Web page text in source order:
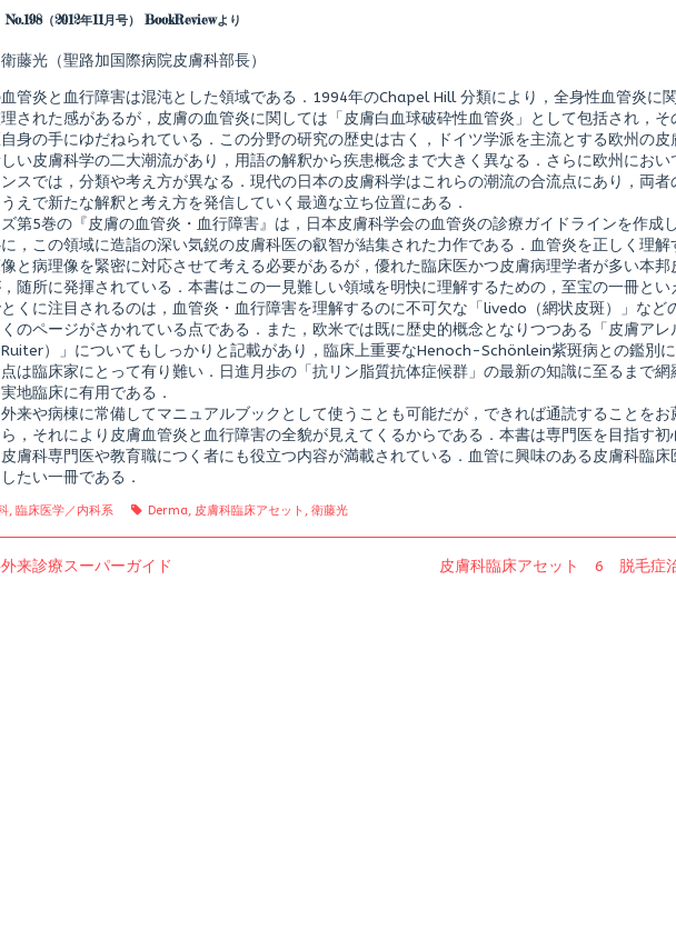
author
皮
科
臨
床
ア
セ
ッ
ト
5
皮
膚
の
血
管
炎・
血
行
障
害,
（2012年11月号） BookReviewより
藤光（聖路加国際病院皮膚科部長）
管炎と血行障害は混沌とした領域である．1994年のChapel Hill 分類により，全身性血管炎に
された感があるが，皮膚の血管炎に関しては「皮膚白血球破砕性血管炎」として包括され，そ
身の手にゆだねられている．この分野の研究の歴史は古く，ドイツ学派を主流とする欧州の皮
い皮膚科学の二大潮流があり，用語の解釈から疾患概念まで大きく異なる．さらに欧州におい
スでは，分類や考え方が異なる．現代の日本の皮膚科学はこれらの潮流の合流点にあり，両者
えで新たな解釈と考え方を発信していく最適な立ち位置にある．
第5巻の『皮膚の血管炎・血行障害』は，日本皮膚科学会の血管炎の診療ガイドラインを作成
，この領域に造詣の深い気鋭の皮膚科医の叡智が結集された力作である．血管炎を正しく理解
と病理像を緊密に対応させて考える必要があるが，優れた臨床医かつ皮膚病理学者が多い本邦
随所に発揮されている．本書はこの一見難しい領域を明快に理解するための，至宝の一冊とい
くに注目されるのは，血管炎・血行障害を理解するのに不可欠な「livedo（網状皮斑）」など
くのページがさかれている点である．また，欧米では既に歴史的概念となりつつある「皮膚アレ
）」についてもしっかりと記載があり，臨床上重要なHenoch-Schönlein紫斑病との鑑別
は臨床家にとって有り難い．日進月歩の「抗リン脂質抗体症候群」の最新の知識に至るまで網
地臨床に有用である．
来や病棟に常備してマニュアルブックとして使うことも可能だが，できれば通読することをお
，それにより皮膚血管炎と血行障害の全貌が見えてくるからである．本書は専門医を目指す初
膚科専門医や教育職につく者にも役立つ内容が満載されている．血管に興味のある皮膚科臨床
たい一冊である．
, 臨床医学／内科系 Tags
Derma, 皮膚科臨床アセット ,衛藤光
来診療スーパーガイド
Next
皮膚科臨床アセット 6 脱毛症